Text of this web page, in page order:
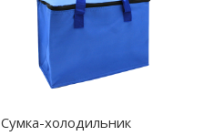
Сумка-холодильник